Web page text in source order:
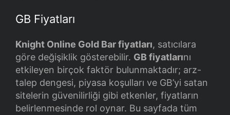
GB Fiyatları
Knight Online Gold Bar fiyatları, satıcılara
göre değişiklik gösterebilir. GB fiyatlarını
etkileyen birçok faktör bulunmaktadır; arz-
talep dengesi, piyasa koşulları ve GB’yi satan
sitelerin güvenilirliği gibi etkenler, fiyatların
belirlenmesinde rol oynar. Bu sayfada tüm